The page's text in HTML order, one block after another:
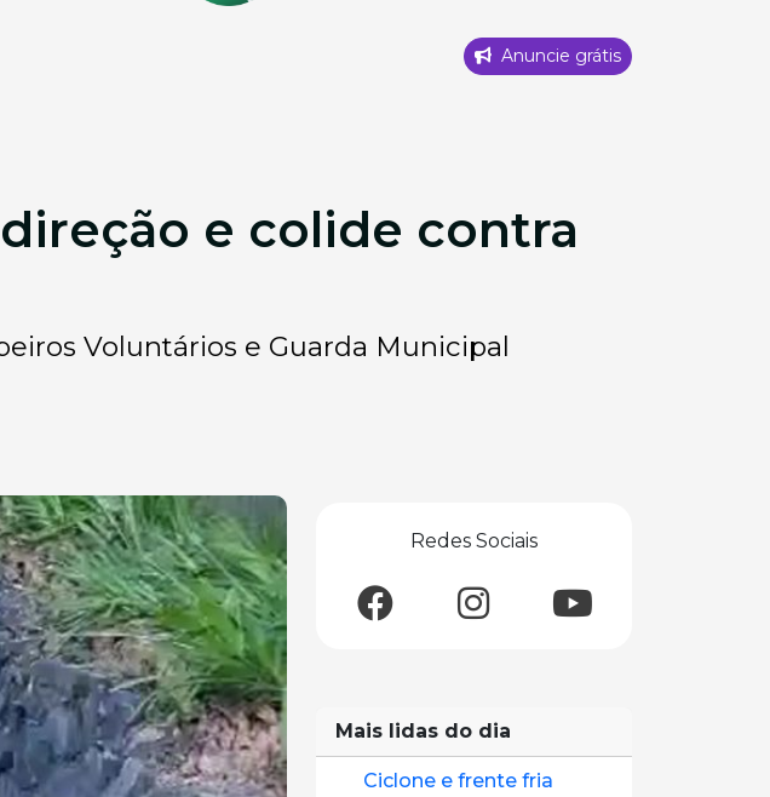
Anuncie grátis
e colide contra
Voluntários e Guarda Municipal
Redes Sociais
Mais lidas do dia
Ciclone e frente fria